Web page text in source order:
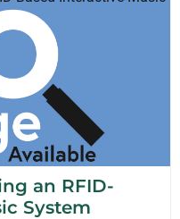
an RFID-
System